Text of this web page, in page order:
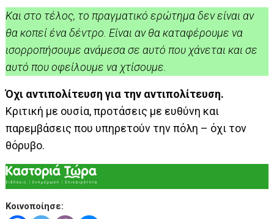
Και στο τέλος, το πραγματικό ερώτημα δεν είναι αν
θα κοπεί ένα δέντρο. Είναι αν θα καταφέρουμε να
ισορροπήσουμε ανάμεσα σε αυτό που χάνεται και σε
αυτό που οφείλουμε να χτίσουμε.
Όχι αντιπολίτευση για την αντιπολίτευση.
Κριτική με ουσία, προτάσεις με ευθύνη και
παρεμβάσεις που υπηρετούν την πόλη – όχι τον
θόρυβο.
Κοινοποίησε: